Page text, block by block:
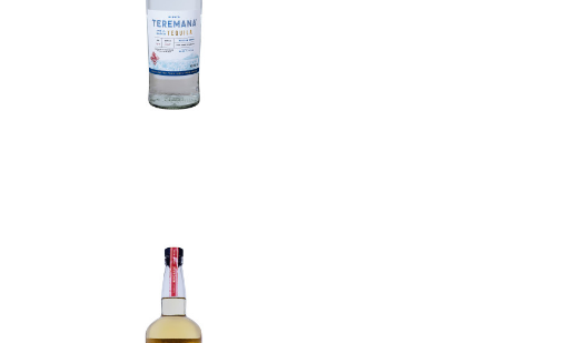
In den Korb